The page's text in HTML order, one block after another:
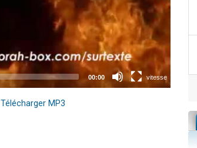
Télécharger MP3